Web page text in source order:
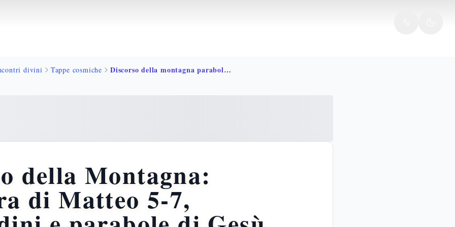
divini Tappe cosmiche Discorso della montagna parabole gesu
della Montagna:
di Matteo 5-7,